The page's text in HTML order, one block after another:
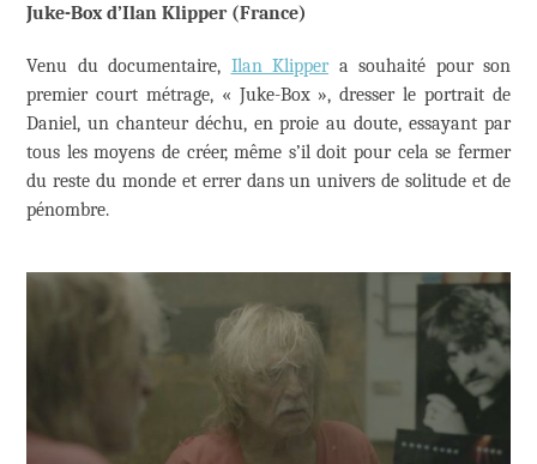
Juke-Box d’Ilan Klipper (France)
Venu du documentaire, Ilan Klippera souhaité pour son
premier court métrage, « Juke-Box », dresser le portrait de
Daniel, un chanteur déchu, en proie au doute, essayant par
tous les moyens de créer, même s’il doit pour cela se fermer
du reste du monde et errer dans un univers de solitude et de
pénombre.